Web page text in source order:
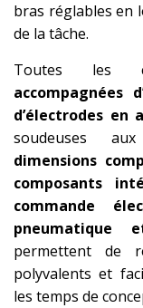
bras réglables en
de la tâche.
Toutes les
accompagnées
d’électrodes en
soudeuses
dimensions
composants
commande
pneumatique
permettent de
polyvalents et
les temps de